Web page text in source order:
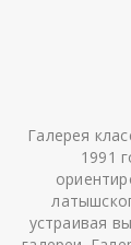
Галерея
1991
устраивая